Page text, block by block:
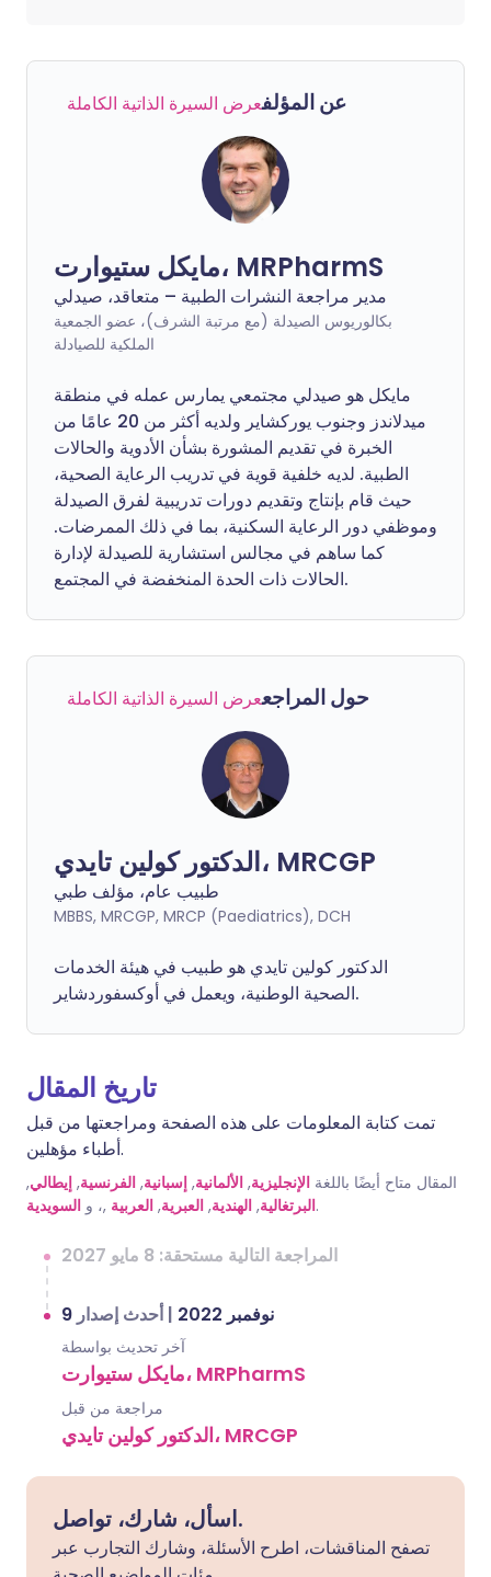
عن المؤلفعرض السيرة الذاتية الكاملة
مايكل ستيوارت، MRPharmS
مدير مراجعة النشرات الطبية – متعاقد، صيدلي
بكالوريوس الصيدلة (مع مرتبة الشرف)، عضو الجمعية
الملكية للصيادلة
مايكل هو صيدلي مجتمعي يمارس عمله في منطقة
ميدلاندز وجنوب يوركشاير ولديه أكثر من 20 عامًا من
الخبرة في تقديم المشورة بشأن الأدوية والحالات
الطبية. لديه خلفية قوية في تدريب الرعاية الصحية،
حيث قام بإنتاج وتقديم دورات تدريبية لفرق الصيدلة
وموظفي دور الرعاية السكنية، بما في ذلك الممرضات.
كما ساهم في مجالس استشارية للصيدلة لإدارة
الحالات ذات الحدة المنخفضة في المجتمع.
حول المراجععرض السيرة الذاتية الكاملة
الدكتور كولين تايدي، MRCGP
طبيب عام، مؤلف طبي
MBBS, MRCGP, MRCP (Paediatrics), DCH
الدكتور كولين تايدي هو طبيب في هيئة الخدمات
الصحية الوطنية، ويعمل في أوكسفوردشاير.
تاريخ المقال
تمت كتابة المعلومات على هذه الصفحة ومراجعتها من قبل
أطباء مؤهلين.
المقال متاح أيضًا باللغة الإنجليزية, الألمانية, إسبانية, الفرنسية, إيطالي,
البرتغالية, الهندية, العبرية, العربية ,، و السويدية .
المراجعة التالية مستحقة: 8 مايو 2027
9 نوفمبر 2022 |أحدث إصدار
آخر تحديث بواسطة
مايكل ستيوارت، MRPharmS
مراجعة من قبل
الدكتور كولين تايدي، MRCGP
اسأل، شارك، تواصل.
تصفح المناقشات، اطرح الأسئلة، وشارك التجارب عبر